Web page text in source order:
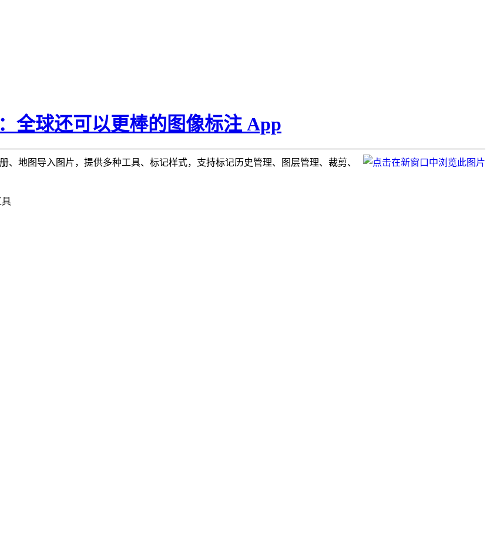
全球还可以更棒的图像标注 App
、地图导入图片，提供多种工具、标记样式，支持标记历史管理、图层管理、裁剪、
具